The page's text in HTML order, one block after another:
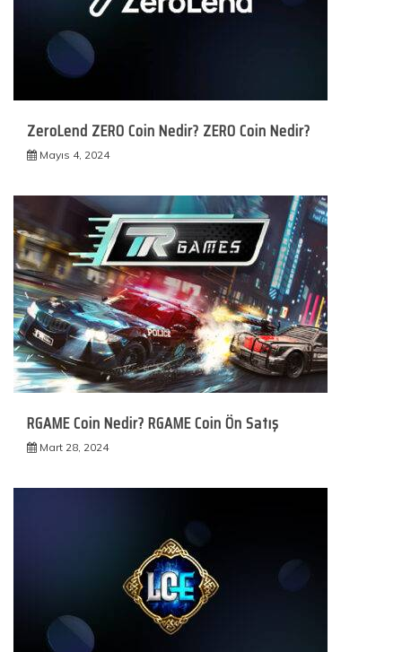
ZeroLend ZERO Coin Nedir? ZERO Coin Nedir?
Mayıs 4, 2024
RGAME Coin Nedir? RGAME Coin Ön Satış
Mart 28, 2024